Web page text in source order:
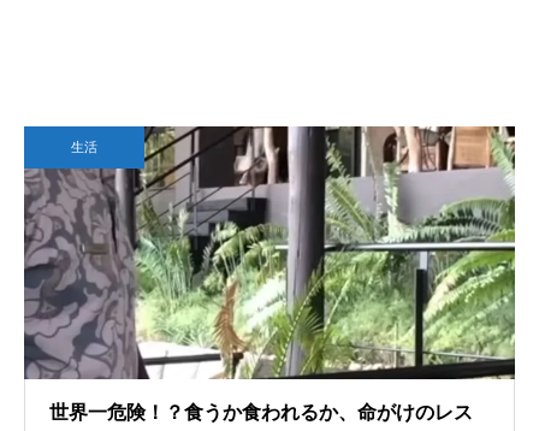
生活
世界一危険！？食うか食われるか、命がけのレス